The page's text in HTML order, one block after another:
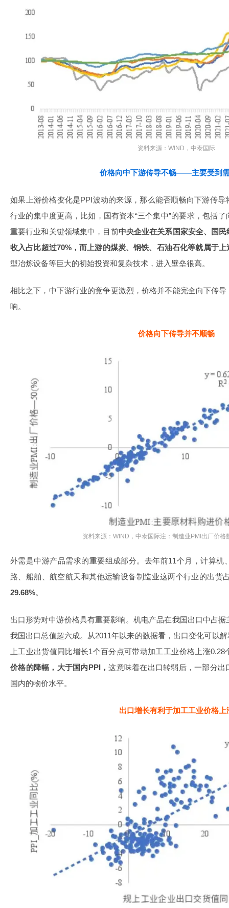
资料来源：WIND，中泰国际
价格向中下游传导不畅——主要受到
如果上游价格变化是PPI波动的来源，那么能否顺畅向下游传
行业的集中度更高，比如，国有资本“三个集中”的要求，包括
重要行业和关键领域集中，目前中央企业在关系国家安全、国
收入占比超过70%，而上游的煤炭、钢铁、石油石化等就属于上
型冶炼设备等巨大的初始投资和复杂技术，进入壁垒很高。
相比之下，中下游行业的竞争更激烈，价格并不能完全向下传
响。
价格向下传导并不顺畅
资料来源：WIND，中泰国际注：制造业PMI出厂价格
外需是中游产品需求的重要组成部分。去年前11个月，计算机
路、船舶、航空航天和其他运输设备制造业这两个行业的出货
29.68%。
出口形势对中游价格具有重要影响。机电产品在我国出口中占
我国出口总值超六成。从2011年以来的数据看，出口变化可以
上工业出货值同比增长1个百分点可带动加工工业价格上涨0.28
价格的降幅，大于国内PPI，这意味着在出口转弱后，一部分
国内的物价水平。
出口增长有利于加工工业价格上